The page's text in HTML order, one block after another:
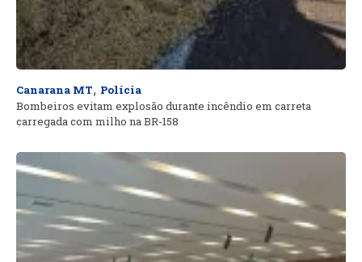
Canarana MT, Polícia
Bombeiros evitam explosão durante incêndio em carreta
carregada com milho na BR-158